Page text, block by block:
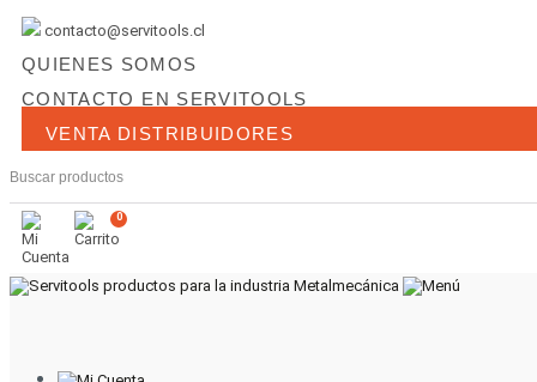
contacto@servitools.cl
QUIENES SOMOS
CONTACTO EN SERVITOOLS
VENTA DISTRIBUIDORES
0